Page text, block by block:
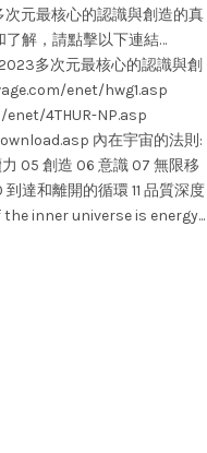
元最核心的認識與創造的真
解，請點擊以下連結…
多次元最核心的認識與創
enet/hwg1.asp
4THUR-NP.asp
內在宇宙的法則:
05 創造 06 意識 07 無限移
達和離開的循環 11 品質深度
inner universe is energy...